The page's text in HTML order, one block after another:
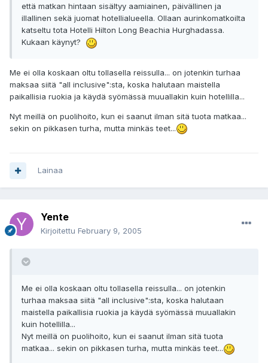
että matkan hintaan sisältyy aamiainen, päivällinen ja
illallinen sekä juomat hotellialueella. Ollaan aurinkomatkoilta
katseltu tota Hotelli Hilton Long Beachia Hurghadassa.
Kukaan käynyt?
Me ei olla koskaan oltu tollasella reissulla... on jotenkin turhaa
maksaa siitä "all inclusive":sta, koska halutaan maistella
paikallisia ruokia ja käydä syömässä muuallakin kuin hotellilla...
Nyt meillä on puolihoito, kun ei saanut ilman sitä tuota matkaa...
sekin on pikkasen turha, mutta minkäs teet...
Lainaa
Yente
Kirjoitettu February 9, 2005
Me ei olla koskaan oltu tollasella reissulla... on jotenkin
turhaa maksaa siitä "all inclusive":sta, koska halutaan
maistella paikallisia ruokia ja käydä syömässä muuallakin
kuin hotellilla...
Nyt meillä on puolihoito, kun ei saanut ilman sitä tuota
matkaa... sekin on pikkasen turha, mutta minkäs teet...